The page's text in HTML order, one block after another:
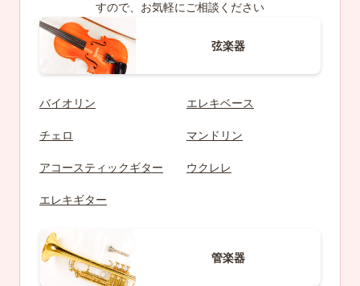
すので、お気軽にご相談ください
弦楽器
バイオリン エレキベース
チェロ マンドリン
アコースティックギター ウクレレ
エレキギター
管楽器